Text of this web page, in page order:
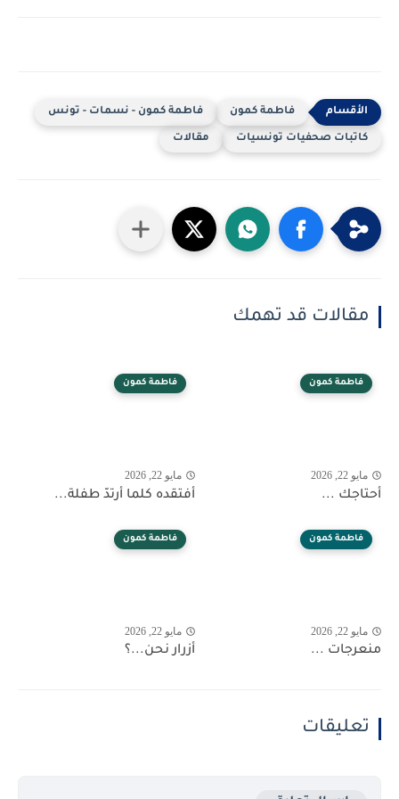
فاطمة كمون فاطمة كمون - نسمات - تونس
كاتبات صحفيات تونسيات مقالات
مقالات قد تهمك
فاطمة كمون
مايو 22, 2026
أحتاجك ...
فاطمة كمون
مايو 22, 2026
أفتقده كلما أرتدّ طفلة...
فاطمة كمون
مايو 22, 2026
منعرجات ...
فاطمة كمون
مايو 22, 2026
أزرار نحن...؟
تعليقات